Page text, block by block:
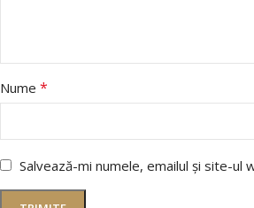
Nume *
Salvează-mi numele, emailul și site-